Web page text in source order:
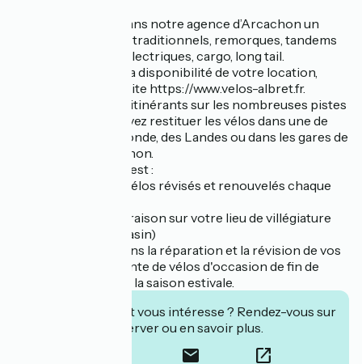
Vous retrouverez dans notre agence d’Arcachon un
large choix de vélos traditionnels, remorques, tandems
ainsi que des vélos électriques, cargo, long tail.
Pour vous garantir la disponibilité de votre location,
réservez sur notre site https://www.velos-albret.fr.
Lors de vos séjours itinérants sur les nombreuses pistes
cyclables, vous pouvez restituer les vélos dans une de
nos agences de Gironde, des Landes ou dans les gares de
Bayonne et d’Arcachon.
Les Vélos d’Albret c’est :
- un large panel de vélos révisés et renouvelés chaque
- la possibilité de livraison sur votre lieu de villégiature
(conditions en magasin)
Nous vous proposons la réparation et la révision de vos
vélos, ainsi que la vente de vélos d'occasion de fin de
saison en dehors de la saison estivale.
Cet établissement vous intéresse ? Rendez-vous sur
leur site pour réserver ou en savoir plus.